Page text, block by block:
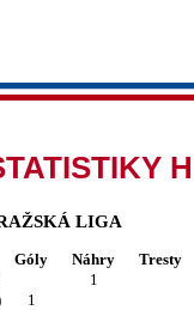
LIGA
Góly Náhry
Tresty
1
1